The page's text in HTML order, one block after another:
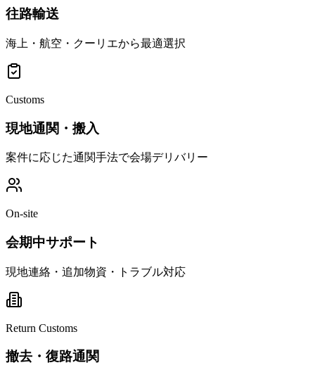
往路輸送
海上・航空・クーリエから最適選択
Customs
現地通関・搬入
案件に応じた通関手法で会場デリバリー
On-site
会期中サポート
現地連絡・追加物資・トラブル対応
Return Customs
撤去・復路通関